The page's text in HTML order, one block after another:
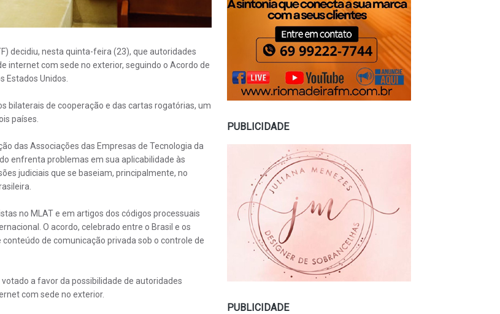
decidiu, nesta quinta-feira (23), que autoridades
internet com sede no exterior, seguindo o Acordo de
Estados Unidos.
bilaterais de cooperação e das cartas rogatórias, um
países.
das Associações das Empresas de Tecnologia da
enfrenta problemas em sua aplicabilidade às
judiciais que se baseiam, principalmente, no
no MLAT e em artigos dos códigos processuais
O acordo, celebrado entre o Brasil e os
de comunicação privada sob o controle de
a favor da possibilidade de autoridades
com sede no exterior.
PUBLICIDADE
PUBLICIDADE